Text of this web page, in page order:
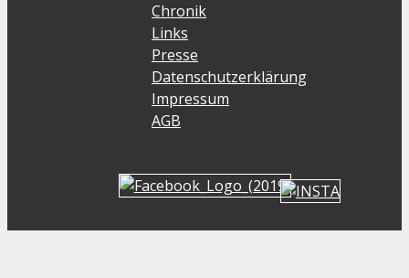
Chronik
Links
Presse
Datenschutzerklärung
Impressum
AGB